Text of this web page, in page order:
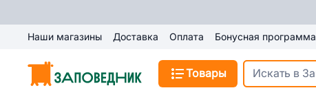
Наши магазины Доставка Оплата Бонусная программа
Товары